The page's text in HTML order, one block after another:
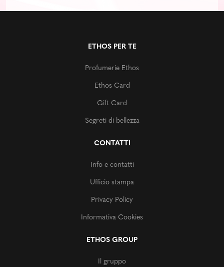
ETHOS PER TE
Profumerie Ethos
Ethos Card
Gift Card
Segreti di bellezza
CONTATTI
Info e contatti
Ufficio stampa
Privacy Policy
Informativa Cookies
ETHOS GROUP
Il gruppo